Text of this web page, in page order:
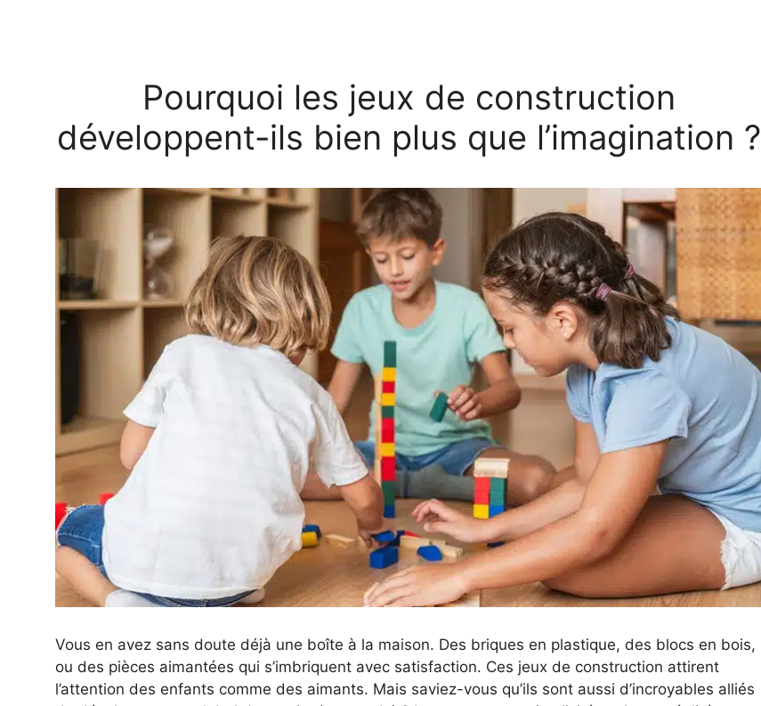
Pourquoi les jeux de construction
développent-ils bien plus que l’imagination ?
Vous en avez sans doute déjà une boîte à la maison. Des briques en plastique, des blocs en bois,
ou des pièces aimantées qui s’imbriquent avec satisfaction. Ces jeux de construction attirent
l’attention des enfants comme des aimants. Mais saviez-vous qu’ils sont aussi d’incroyables alliés